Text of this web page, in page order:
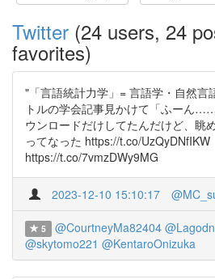
Twitter (24 users, 24
favorites)
"「言語統計力学」= 言語学・自然言
トルの学会記事見かけて「ふーん
ウンロードだけしてたんだけど、眺
ってなった https://t.co/UzQyDNfIKW
https://t.co/7vmzDWy9MG
2023-12-10 15:10:17
5 @CourtneyMa82404
@skytomo221 @KentaroOnizuka